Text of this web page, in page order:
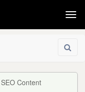
Content